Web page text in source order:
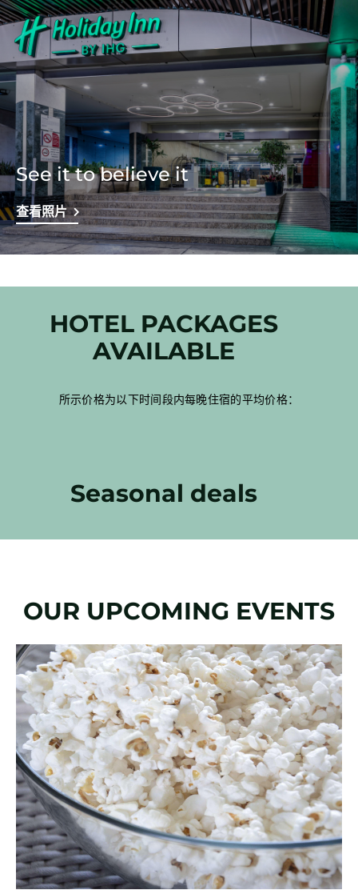
See it to believe it
查看照片
HOTEL PACKAGES
AVAILABLE
所示价格为以下时间段内每晚住宿的平均价格：
Seasonal deals
OUR UPCOMING EVENTS
Slide